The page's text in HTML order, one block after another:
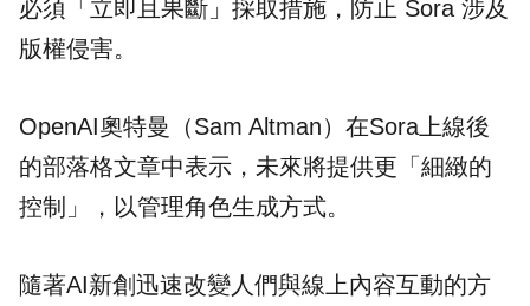
必須「立即且果斷」採取措施，防止 Sora 涉及
版權侵害。
OpenAI奧特曼（Sam Altman）在Sora上線後
的部落格文章中表示，未來將提供更「細緻的
控制」，以管理角色生成方式。
隨著AI新創迅速改變人們與線上內容互動的方